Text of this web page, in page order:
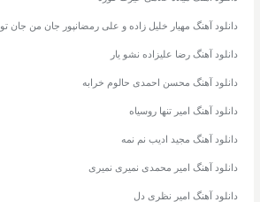
دانلود آهنگ مهیار خلیل زاده و علی رمضانپور جان من جان تو
دانلود آهنگ رضا علیزاده نشو یار
دانلود آهنگ محسن احمدی حالوم خرابه
دانلود آهنگ امیر تنها روسیاه
دانلود آهنگ مجید ادیب نم نمه
دانلود آهنگ امیر محمدی نمیری نمیری
دانلود آهنگ امیر نظری دل